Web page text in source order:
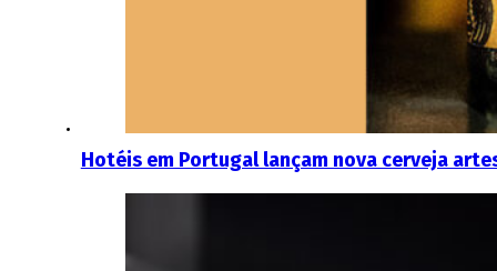
Hotéis em Portugal lançam nova cerveja